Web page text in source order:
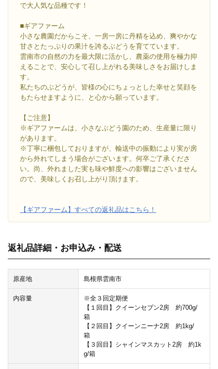
で大人気な品種です！
■ギアファーム
小さな農園だからこそ、一房一房に丹精を込め、爽やかな
甘さとたっぷりの果汁を誇るぶどうを育てています。
雲南市の自然の力を最大限に活かし、農薬の使用を極力抑
えることで、安心して召し上がれる美味しさをお届けしま
す。
私たちのぶどうが、皆様の心にちょっとした幸せと笑顔を
もたらせますように、と心から願っています。
【ご注意】
※ギアファームは、小さなぶどう園のため、生産量に限り
があります。
※丁寧に梱包しておりますが、輸送中の振動により実が房
から外れてしまう場合がございます。何卒ご了承くださ
い。尚、外れました実も味や鮮度への影響はございません
ので、美味しくお召し上がり頂けます。
【ギアファーム】すべての返礼品はこちら！
返礼品詳細・お申込み・配送
原産地 島根県雲南市
内容量
※全３回定期便
【１回目】クイーンセブン2房 約700g/
箱
【２回目】クイーンニーナ2房 約1kg/
箱
【３回目】シャインマスカット2房 約1k
g/箱